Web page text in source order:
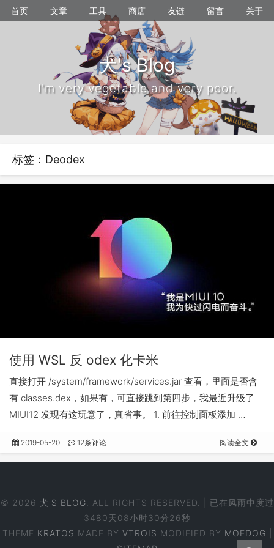
首页 文章 工具 商店 友链 留言 关于
犬's Blog
I'm very vegetable and very poor.
标签：Deodex
使用 WSL 反 odex 化卡米
直接打开 /system/framework/services.jar 查看，里面是否含
有 classes.dex，如果有，可直接跳到第四步，我最近升级了
MIUI12 发现有这玩意了，真省事。 1. 前往控制面板添加 …
2019-05-20 12条评论 阅读全文
© 2026 犬'S BLOG . ALL RIGHTS RESERVED. | 已在风雨中度过
3480天08小时30分26秒
THEME KRATOS MADE BY VTROIS MODIFIED BY MOEDOG